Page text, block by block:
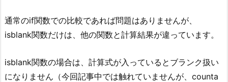
通常のif関数での比較であれば問題はありませんが、
isblank関数だけは、他の関数と計算結果が違っています。
isblank関数の場合は、計算式が入っているとブランク扱い
になりません（今回記事中では触れていませんが、counta